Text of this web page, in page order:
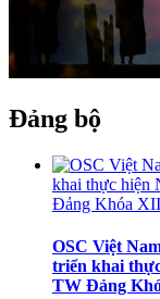
Đảng bộ
OSC Việt
triển khai
TW Đảng